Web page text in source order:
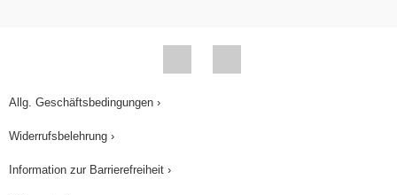
Allg. Geschäftsbedingungen ›
Widerrufsbelehrung ›
Information zur Barrierefreiheit ›